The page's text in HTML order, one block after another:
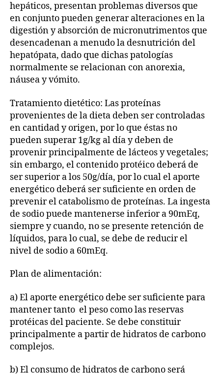
hepáticos, presentan problemas diversos que
en conjunto pueden generar alteraciones en la
digestión y absorción de micronutrimentos que
desencadenan a menudo la desnutrición del
hepatópata, dado que dichas patologías
normalmente se relacionan con anorexia,
náusea y vómito.
Tratamiento dietético: Las proteínas
provenientes de la dieta deben ser controladas
en cantidad y origen, por lo que éstas no
pueden superar 1g/kg al día y deben de
provenir principalmente de lácteos y vegetales;
sin embargo, el contenido protéico deberá de
ser superior a los 50g/día, por lo cual el aporte
energético deberá ser suficiente en orden de
prevenir el catabolismo de proteínas. La ingesta
de sodio puede mantenerse inferior a 90mEq,
siempre y cuando, no se presente retención de
líquidos, para lo cual, se debe de reducir el
nivel de sodio a 60mEq.
Plan de alimentación:
a) El aporte energético debe ser suficiente para
mantener tanto el peso como las reservas
protéicas del paciente. Se debe constituir
principalmente a partir de hidratos de carbono
complejos.
b) El consumo de hidratos de carbono será